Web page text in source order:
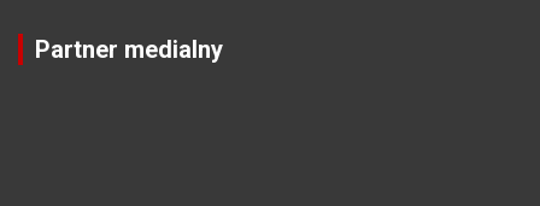
Partner medialny